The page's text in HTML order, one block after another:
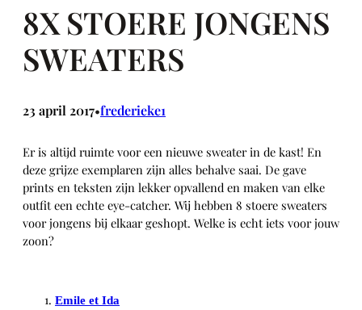
8X STOERE JONGENS
SWEATERS
23 april 2017•frederieke1
Er is altijd ruimte voor een nieuwe sweater in de kast! En
deze grijze exemplaren zijn alles behalve saai. De gave
prints en teksten zijn lekker opvallend en maken van elke
outfit een echte eye-catcher. Wij hebben 8 stoere sweaters
voor jongens bij elkaar geshopt. Welke is echt iets voor jouw
zoon?
Emile et Ida